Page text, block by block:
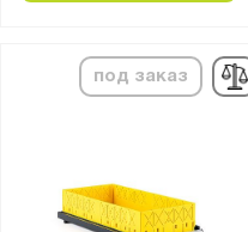
под заказ